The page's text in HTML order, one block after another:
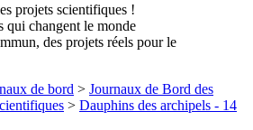
projets scientifiques !
qui changent le monde
des projets réels pour le
de bord > Journaux de Bord des
> Dauphins des archipels - 14